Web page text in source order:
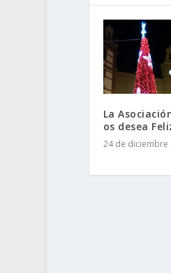
La
os desea
24 de diciembre